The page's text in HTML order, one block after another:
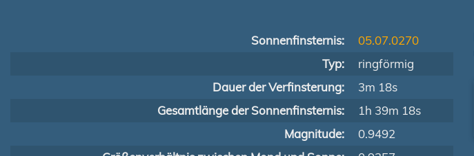
Sonnenfinsternis:
05.07.0270
Typ:
ringförmig
Dauer der Verfinsterung:
3m 18s
Gesamtlänge der Sonnenfinsternis:
1h 39m 18s
Magnitude:
0.9492